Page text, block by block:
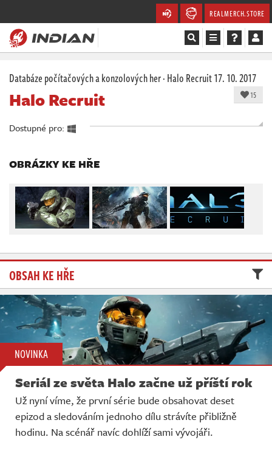
REALMERCH.STORE
Magazín
Recenze
Videa
Soutěže
Databáze
Komunita
Živě
Databáze počítačových a konzolových her·Halo Recruit17. 10. 2017
15
Halo Recruit
Dostupné pro:
OBRÁZKY KE HŘE
OBSAH KE HŘE
NOVINKA
Seriál ze světa Halo začne už příští rok
Už nyní víme, že první série bude obsahovat deset
epizod a sledováním jednoho dílu strávíte přibližně
hodinu. Na scénář navíc dohlíží sami vývojáři.